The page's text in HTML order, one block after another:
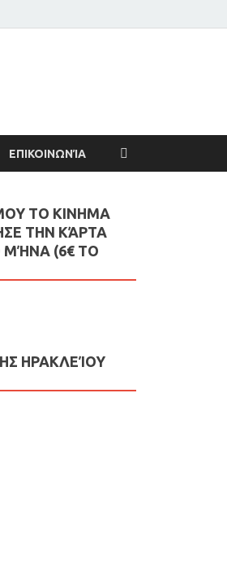
ΕΠΙΚΟΙΝΩΝΊΑ
ΤΟ ΚΙΝΗΜΑ
ΤΗΝ ΚΆΡΤΑ
ΜΉΝΑ (6€ ΤΟ
ΗΡΑΚΛΕΊΟΥ